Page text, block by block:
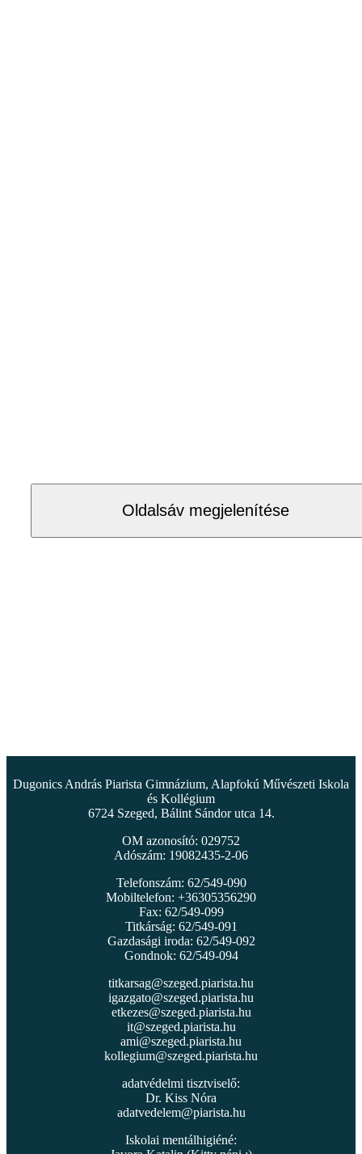
Oldalsáv megjelenítése
Dugonics András Piarista Gimnázium, Alapfokú Művészeti Iskola
és Kollégium
6724 Szeged, Bálint Sándor utca 14.
OM azonosító: 029752
Adószám: 19082435-2-06
Telefonszám: 62/549-090
Mobiltelefon: +36305356290
Fax: 62/549-099
Titkárság: 62/549-091
Gazdasági iroda: 62/549-092
Gondnok: 62/549-094
titkarsag@szeged.piarista.hu
igazgato@szeged.piarista.hu
etkezes@szeged.piarista.hu
it@szeged.piarista.hu
ami@szeged.piarista.hu
kollegium@szeged.piarista.hu
adatvédelmi tisztviselő:
Dr. Kiss Nóra
adatvedelem@piarista.hu
Iskolai mentálhigiéné: